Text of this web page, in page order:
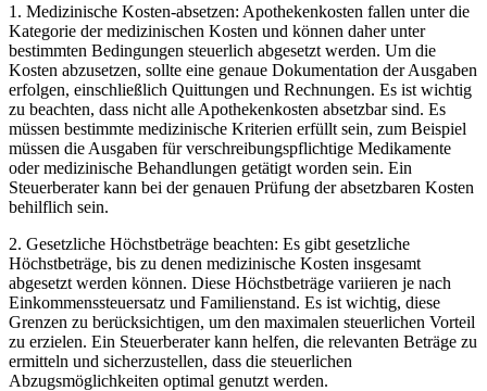
1. Medizinische Kosten-absetzen:⁢ Apothekenkosten fallen⁢ unter die
Kategorie‍ der medizinischen Kosten und können daher unter
⁣bestimmten Bedingungen ​steuerlich abgesetzt werden. Um die⁤
Kosten abzusetzen, sollte⁤ eine genaue Dokumentation der‍ Ausgaben
erfolgen, einschließlich Quittungen ⁤und Rechnungen. Es ist wichtig
zu ⁤beachten, dass nicht alle‍ Apothekenkosten absetzbar sind. Es
müssen bestimmte medizinische Kriterien‌ erfüllt sein, zum Beispiel
müssen die Ausgaben⁣ für verschreibungspflichtige Medikamente
oder medizinische Behandlungen getätigt worden sein. Ein⁤
Steuerberater kann bei ​der ‍genauen Prüfung der absetzbaren Kosten
behilflich sein.
2.‍ Gesetzliche Höchstbeträge beachten: Es gibt gesetzliche
Höchstbeträge, bis zu denen medizinische Kosten insgesamt
abgesetzt werden können. Diese Höchstbeträge⁢ variieren je nach​
Einkommenssteuersatz und Familienstand. ‍Es ist wichtig, diese
Grenzen zu ‍berücksichtigen, um ‍den maximalen steuerlichen Vorteil
zu erzielen. Ein Steuerberater kann helfen, die relevanten Beträge zu
ermitteln und sicherzustellen, dass die steuerlichen
Abzugsmöglichkeiten⁢ optimal​ genutzt werden.